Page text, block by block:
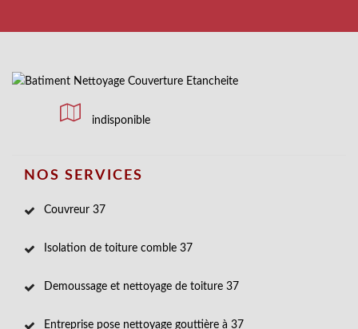
indisponible
NOS SERVICES
Couvreur 37
Isolation de toiture comble 37
Demoussage et nettoyage de toiture 37
Entreprise pose nettoyage gouttière à 37